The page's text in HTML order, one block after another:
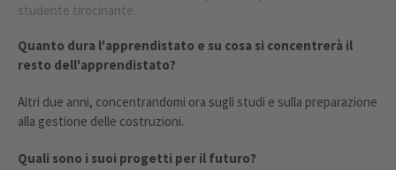
studente tirocinante.
Quanto dura l'apprendistato e su cosa si concentrerà il
resto dell'apprendistato?
Altri due anni, concentrandomi ora sugli studi e sulla preparazione
alla gestione delle costruzioni.
Quali sono i suoi progetti per il futuro?